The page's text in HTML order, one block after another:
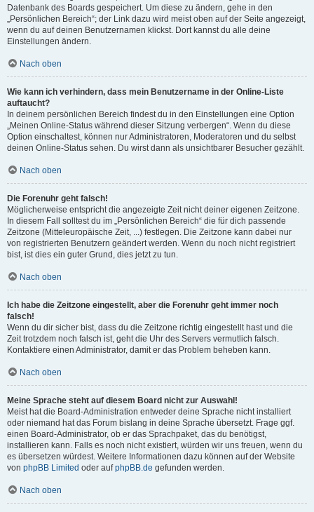
Datenbank des Boards gespeichert. Um diese zu ändern, gehe in den
„Persönlichen Bereich“; der Link dazu wird meist oben auf der Seite angezeigt,
wenn du auf deinen Benutzernamen klickst. Dort kannst du alle deine
Einstellungen ändern.
Nach oben
Wie kann ich verhindern, dass mein Benutzername in der Online-Liste
auftaucht?
In deinem persönlichen Bereich findest du in den Einstellungen eine Option
„Meinen Online-Status während dieser Sitzung verbergen“. Wenn du diese
Option einschaltest, können nur Administratoren, Moderatoren und du selbst
deinen Online-Status sehen. Du wirst dann als unsichtbarer Besucher gezählt.
Nach oben
Die Forenuhr geht falsch!
Möglicherweise entspricht die angezeigte Zeit nicht deiner eigenen Zeitzone.
In diesem Fall solltest du im „Persönlichen Bereich“ die für dich passende
Zeitzone (Mitteleuropäische Zeit, ...) festlegen. Die Zeitzone kann dabei nur
von registrierten Benutzern geändert werden. Wenn du noch nicht registriert
bist, ist dies ein guter Grund, dies jetzt zu tun.
Nach oben
Ich habe die Zeitzone eingestellt, aber die Forenuhr geht immer noch
falsch!
Wenn du dir sicher bist, dass du die Zeitzone richtig eingestellt hast und die
Zeit trotzdem noch falsch ist, geht die Uhr des Servers vermutlich falsch.
Kontaktiere einen Administrator, damit er das Problem beheben kann.
Nach oben
Meine Sprache steht auf diesem Board nicht zur Auswahl!
Meist hat die Board-Administration entweder deine Sprache nicht installiert
oder niemand hat das Forum bislang in deine Sprache übersetzt. Frage ggf.
einen Board-Administrator, ob er das Sprachpaket, das du benötigst,
installieren kann. Falls es noch nicht existiert, würden wir uns freuen, wenn du
es übersetzen würdest. Weitere Informationen dazu können auf der Website
von phpBB Limited oder aufphpBB.de gefunden werden.
Nach oben